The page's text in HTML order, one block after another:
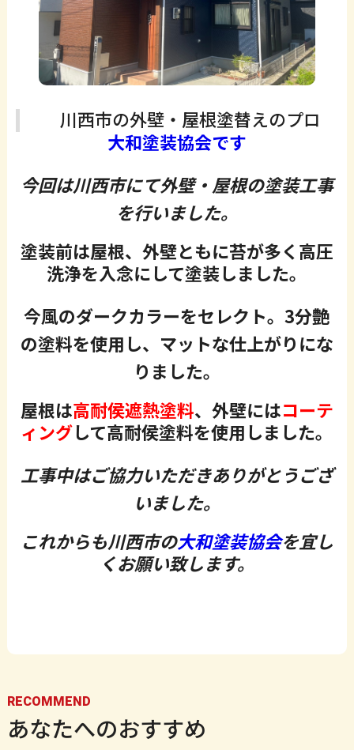
川西市の外壁・屋根塗替えのプロ
大和塗装協会です
今回は川西市にて外壁・屋根の塗装工事
を行いました。
塗装前は屋根、外壁ともに苔が多く高圧
洗浄を入念にして塗装しました。
今風のダークカラーをセレクト。3分艶
の塗料を使用し、マットな仕上がりにな
りました。
屋根は高耐侯遮熱塗料、外壁にはコーテ
ィングして高耐侯塗料を使用しました。
工事中はご協力いただきありがとうござ
いました。
これからも川西市の大和塗装協会を宜し
くお願い致します。
RECOMMEND
あなたへのおすすめ